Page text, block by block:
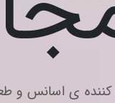
ی اسانس و